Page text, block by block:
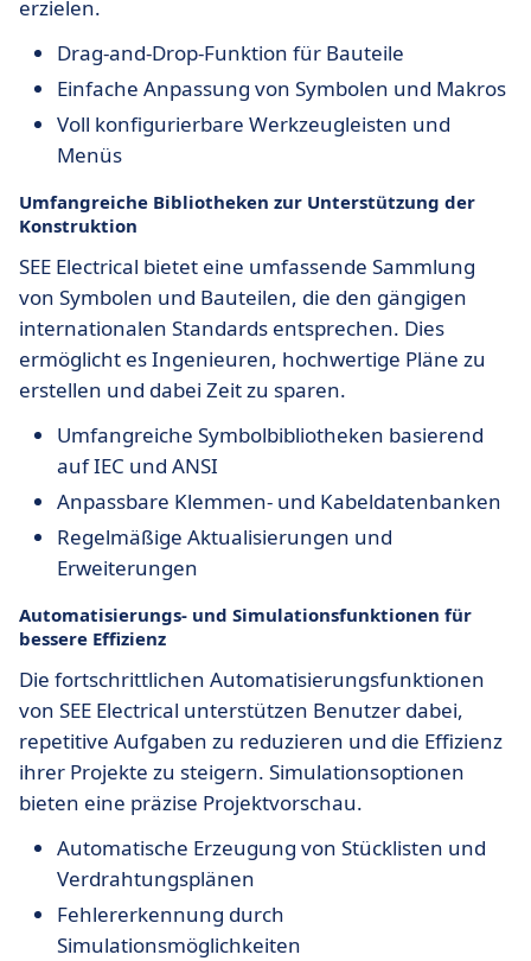
erzielen.
Drag-and-Drop-Funktion für Bauteile
Einfache Anpassung von Symbolen und Makros
Voll konfigurierbare Werkzeugleisten und
Menüs
Umfangreiche Bibliotheken zur Unterstützung der
Konstruktion
SEE Electrical bietet eine umfassende Sammlung
von Symbolen und Bauteilen, die den gängigen
internationalen Standards entsprechen. Dies
ermöglicht es Ingenieuren, hochwertige Pläne zu
erstellen und dabei Zeit zu sparen.
Umfangreiche Symbolbibliotheken basierend
auf IEC und ANSI
Anpassbare Klemmen- und Kabeldatenbanken
Regelmäßige Aktualisierungen und
Erweiterungen
Automatisierungs- und Simulationsfunktionen für
bessere Effizienz
Die fortschrittlichen Automatisierungsfunktionen
von SEE Electrical unterstützen Benutzer dabei,
repetitive Aufgaben zu reduzieren und die Effizienz
ihrer Projekte zu steigern. Simulationsoptionen
bieten eine präzise Projektvorschau.
Automatische Erzeugung von Stücklisten und
Verdrahtungsplänen
Fehlererkennung durch
Simulationsmöglichkeiten